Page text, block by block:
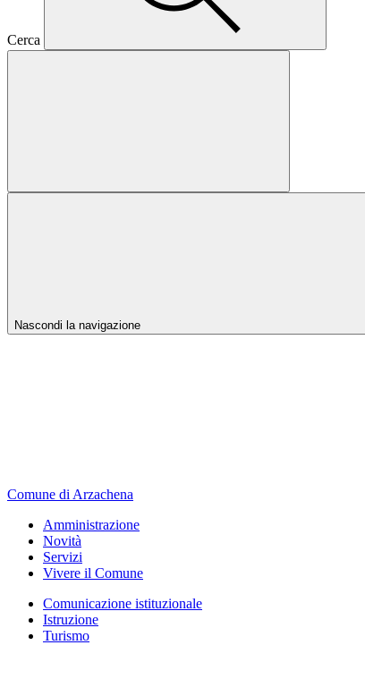
Cerca
Nascondi la navigazione
Comune di Arzachena
Amministrazione
Novità
Servizi
Vivere il Comune
Comunicazione istituzionale
Istruzione
Turismo